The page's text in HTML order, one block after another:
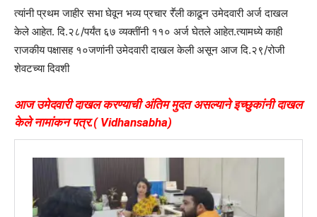
त्यांनी प्रथम जाहीर सभा घेवून भव्य प्रचार रॕली काढून उमेदवारी अर्ज दाखल
केले आहेत. दि.२८/पर्यंत ६७ व्यक्तींनी ११० अर्ज घेतले आहेत.त्यामध्ये काही
राजकीय पक्षासह १०जणांनी उमेदवारी दाखल केली असून आज दि.२९/रोजी
शेवटच्या दिवशी
आज उमेदवारी दाखल करण्याची अंतिम मुदत असल्याने इच्छुकांनी दाखल
केले नामांकन पत्र.( Vidhansabha)